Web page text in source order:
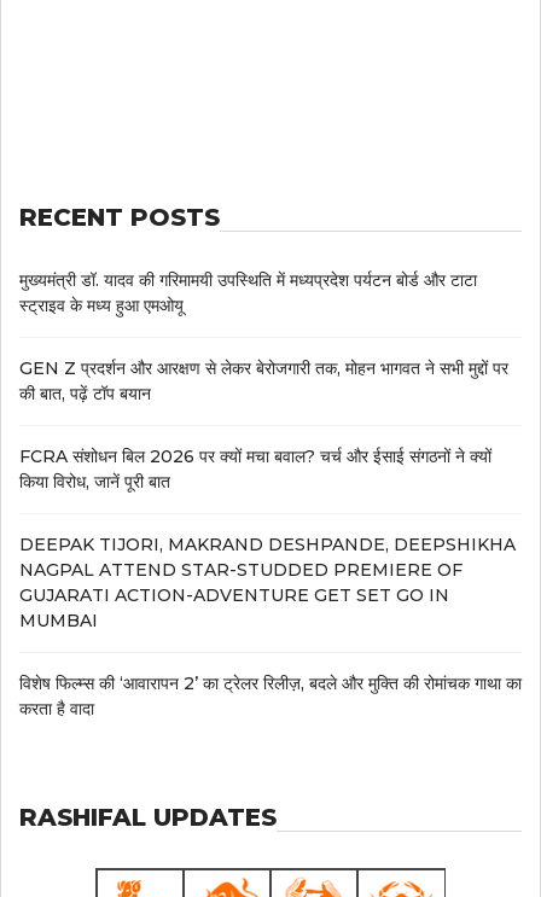
RECENT POSTS
मुख्यमंत्री डॉ. यादव की गरिमामयी उपस्थिति में मध्यप्रदेश पर्यटन बोर्ड और टाटा
स्ट्राइव के मध्य हुआ एमओयू
GEN Z प्रदर्शन और आरक्षण से लेकर बेरोजगारी तक, मोहन भागवत ने सभी मुद्दों पर
की बात, पढ़ें टॉप बयान
FCRA संशोधन बिल 2026 पर क्यों मचा बवाल? चर्च और ईसाई संगठनों ने क्यों
किया विरोध, जानें पूरी बात
DEEPAK TIJORI, MAKRAND DESHPANDE, DEEPSHIKHA
NAGPAL ATTEND STAR-STUDDED PREMIERE OF
GUJARATI ACTION-ADVENTURE GET SET GO IN
MUMBAI
विशेष फिल्म्स की ‘आवारापन 2’ का ट्रेलर रिलीज़, बदले और मुक्ति की रोमांचक गाथा का
करता है वादा
RASHIFAL UPDATES